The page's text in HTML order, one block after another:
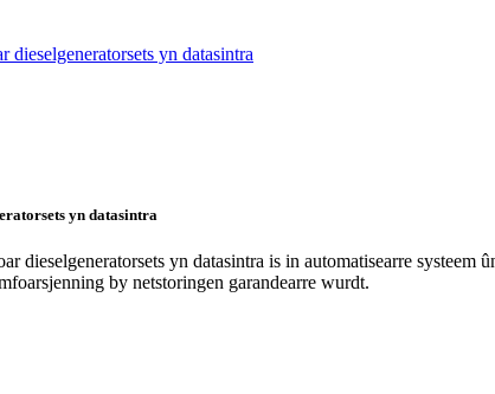
dieselgeneratorsets yn datasintra
yn datasintra
dieselgeneratorsets yn datasintra is in automatisearre systeem
by netstoringen garandearre wurdt.